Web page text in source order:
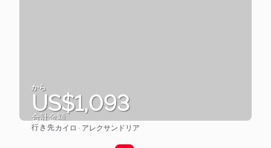
から
US$1,093
合計金額
見る
行き先カイロ · アレクサンドリア